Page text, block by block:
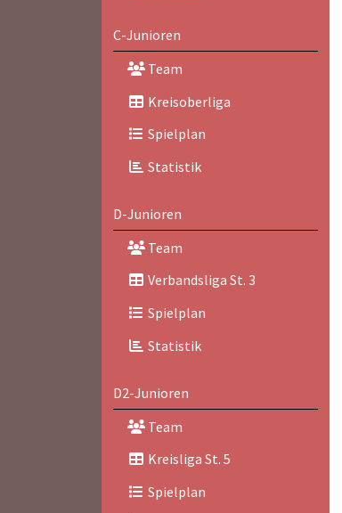
C-Junioren
Team
Kreisoberliga
Spielplan
Statistik
D-Junioren
Team
Verbandsliga St. 3
Spielplan
Statistik
D2-Junioren
Team
Kreisliga St. 5
Spielplan